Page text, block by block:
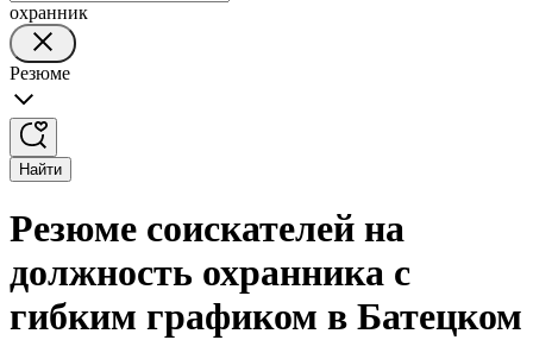
охранник
Резюме
Найти
Резюме соискателей на
должность охранника с
гибким графиком в Батецком